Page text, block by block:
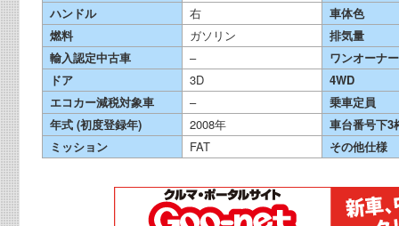
ハンドル
右
車体色
燃料
ガソリン
排気量
輸入認定中古車
–
ワンオーナー
ドア
3D
4WD
エコカー減税対象車
–
乗車定員
年式 (初度登録年)
2008年
車台番号下3
ミッション
FAT その他仕様